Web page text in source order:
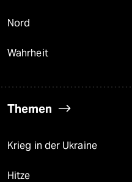
Nord
Wahrheit
Themen
Krieg in der Ukraine
Hitze